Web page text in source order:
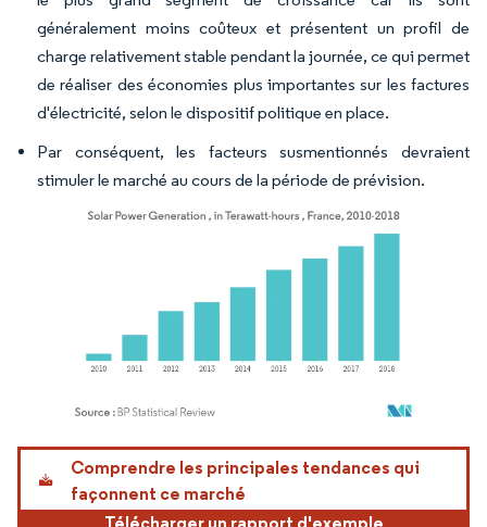
généralement moins coûteux et présentent un profil de
charge relativement stable pendant la journée, ce qui permet
de réaliser des économies plus importantes sur les factures
d'électricité, selon le dispositif politique en place.
Par conséquent, les facteurs susmentionnés devraient
stimuler le marché au cours de la période de prévision.
Image © Mordor Intelligence. La réutilisation nécessite une attribution sous CC BY
Comprendre les principales tendances qui
façonnent ce marché
Télécharger un rapport d'exemple